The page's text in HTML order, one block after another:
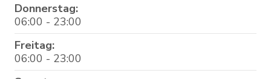
Donnerstag:
06:00 - 23:00
Freitag:
06:00 - 23:00